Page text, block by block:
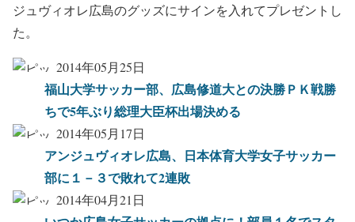
ジュヴィオレ広島のグッズにサインを入れてプレゼントし
た。
2014年05月25日
福山大学サッカー部、広島修道大との決勝ＰＫ戦勝
ちで5年ぶり総理大臣杯出場決める
2014年05月17日
アンジュヴィオレ広島、日本体育大学女子サッカー
部に１－３で敗れて2連敗
2014年04月21日